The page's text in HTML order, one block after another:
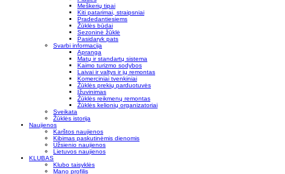
Meškerių tipai
Kiti patarimai, straipsniai
Pradedantiesiems
Žūklės būdai
Sezoninė žūklė
Pasidaryk pats
Svarbi informacija
Apranga
Matų ir standartų sistema
Kaimo turizmo sodybos
Laivai ir valtys ir jų remontas
Komerciniai tvenkiniai
Žūklės prekių parduotuvės
Įžuvinimas
Žūklės reikmenų remontas
Žūklės kelionių organizatoriai
Sveikata
Žūklės istorija
Naujienos
Karštos naujienos
Kibimas paskutinėmis dienomis
Užsienio naujienos
Lietuvos naujienos
KLUBAS
Klubo taisyklės
Mano profilis